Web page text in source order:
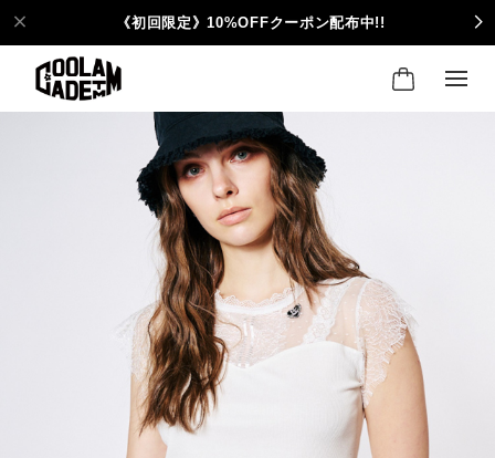
《初回限定》10%OFFクーポン配布中!!